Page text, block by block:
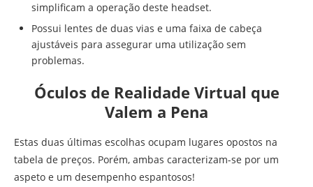
simplificam a operação deste headset.
Possui lentes de duas vias e uma faixa de cabeça
ajustáveis para assegurar uma utilização sem
problemas.
Óculos de Realidade Virtual que
Valem a Pena
Estas duas últimas escolhas ocupam lugares opostos na
tabela de preços. Porém, ambas caracterizam-se por um
aspeto e um desempenho espantosos!